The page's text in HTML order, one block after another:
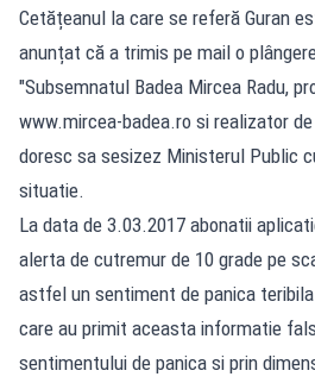
Cetățeanul la care se referă Guran
anunțat că a trimis pe mail o
"Subsemnatul Badea Mircea Radu,
www.mircea-badea.ro si realizator
doresc sa sesizez Ministerul Public
situatie.
La data de 3.03.2017 abonatii
alerta de cutremur de 10 grade pe
astfel un sentiment de panica
care au primit aceasta informatie
sentimentului de panica si prin